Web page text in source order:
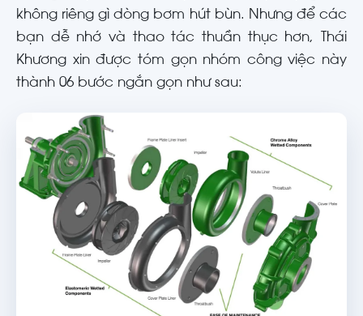
không riêng gì dòng bơm hút bùn. Nhưng để các
bạn dễ nhớ và thao tác thuần thục hơn, Thái
Khương xin được tóm gọn nhóm công việc này
thành 06 bước ngắn gọn như sau: